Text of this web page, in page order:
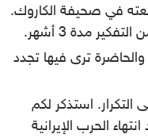
في صحيفة الكاروك.
مدة 3 أشهر.
ترى فيها تجدد
التكرار. استذكر لكم
الحرب الإيرانية